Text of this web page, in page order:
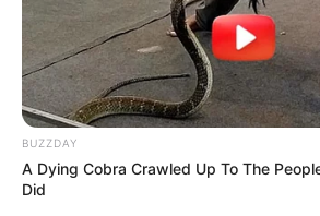
BUZZDAY
A Dying Cobra Crawled Up To The
Did